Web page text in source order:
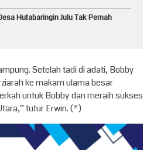
Hutabaringin Julu Tak Pernah
Setelah tadi di adati, Bobby
ke makam ulama besar
untuk Bobby dan meraih sukses
tutur Erwin. (*)